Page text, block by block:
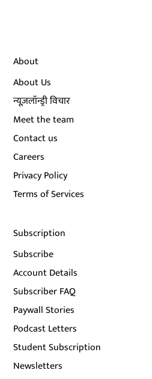
About
About Us
न्यूज़लॉन्ड्री विचार
Meet the team
Contact us
Careers
Privacy Policy
Terms of Services
Subscription
Subscribe
Account Details
Subscriber FAQ
Paywall Stories
Podcast Letters
Student Subscription
Newsletters